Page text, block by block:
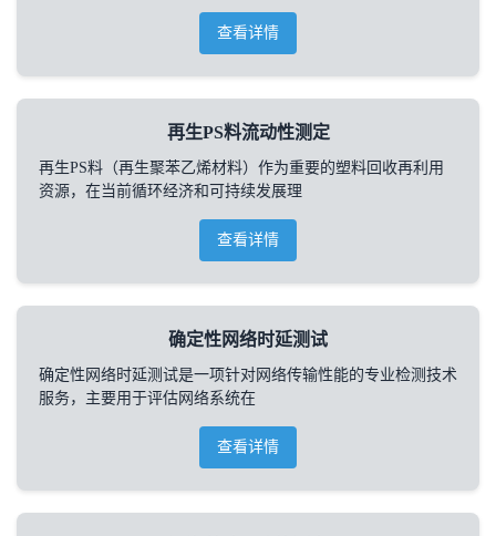
查看详情
再生PS料流动性测定
再生PS料（再生聚苯乙烯材料）作为重要的塑料回收再利用
资源，在当前循环经济和可持续发展理
查看详情
确定性网络时延测试
确定性网络时延测试是一项针对网络传输性能的专业检测技术
服务，主要用于评估网络系统在
查看详情